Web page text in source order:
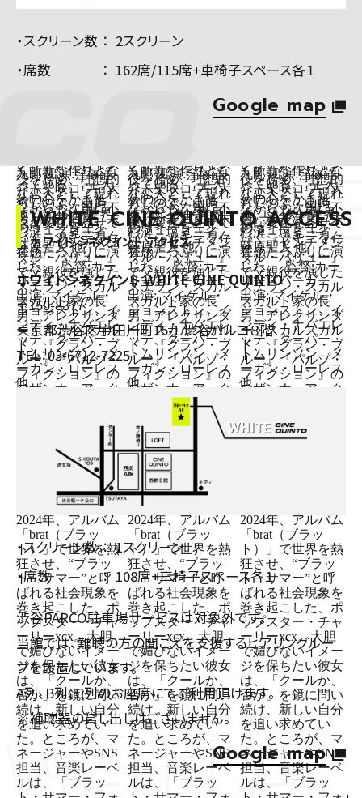
・スクリーン数
2スクリーン
・席数
162席/115席+車椅子スペース各１
Google map
WHITE CINE QUINTO ACCESS
ホワイト シネクイント アクセス
ホワイトシネクイント WHITE CINE QUINTO
〒150-8377
東京都渋谷区宇田川町15-1 渋谷パルコ８階
TEL：03-6712-7225
・スクリーン数
1スクリーン
・席数
108席+車椅子スペース各１
渋谷PARCO駐車場サービスは対象外です。
当館では、難聴の方の聞こえを支援するヒアリングルー
プを設置しています。
A列、B列、C列のお座席にてご利用頂けます。
※補聴器の貸し出しはございません。
Google map